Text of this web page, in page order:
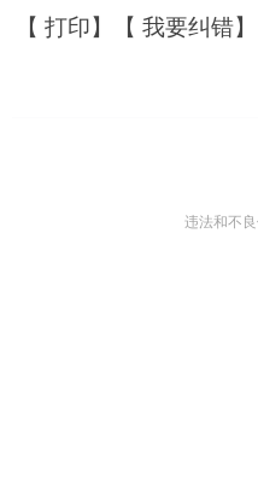
【 打印】【 我要纠错
违法和不